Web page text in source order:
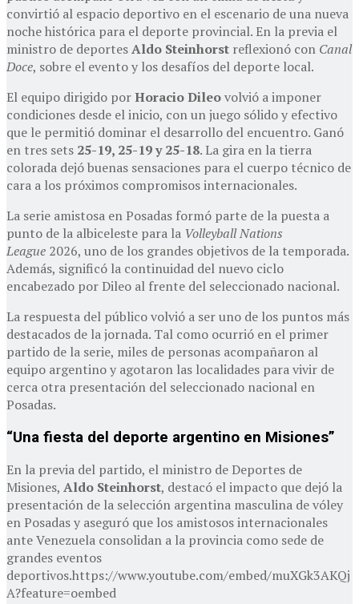
convirtió al espacio deportivo en el escenario de una nueva
noche histórica para el deporte provincial. En la previa el
ministro de deportesAldo Steinhorst reflexionó con Canal
Doce, sobre el evento y los desafíos del deporte local.
El equipo dirigido porHoracio Dileovolvió a imponer
condiciones desde el inicio, con un juego sólido y efectivo
que le permitió dominar el desarrollo del encuentro. Ganó
en tres sets 25-19, 25-19 y 25-18. La gira en la tierra
colorada dejó buenas sensaciones para el cuerpo técnico de
cara a los próximos compromisos internacionales.
La serie amistosa en Posadas formó parte de la puesta a
punto de la albiceleste para la Volleyball Nations
League 2026, uno de los grandes objetivos de la temporada.
Además, significó la continuidad del nuevo ciclo
encabezado por Dileo al frente del seleccionado nacional.
La respuesta del público volvió a ser uno de los puntos más
destacados de la jornada. Tal como ocurrió en el primer
partido de la serie, miles de personas acompañaron al
equipo argentino y agotaron las localidades para vivir de
cerca otra presentación del seleccionado nacional en
Posadas.
“Una fiesta del deporte argentino en Misiones”
En la previa del partido, el ministro de Deportes de
Misiones, Aldo Steinhorst, destacó el impacto que dejó la
presentación de la selección argentina masculina de vóley
en Posadas y aseguró que los amistosos internacionales
ante Venezuela consolidan a la provincia como sede de
grandes eventos
deportivos.https://www.youtube.com/embed/muXGk3AKQj
A?feature=oembed